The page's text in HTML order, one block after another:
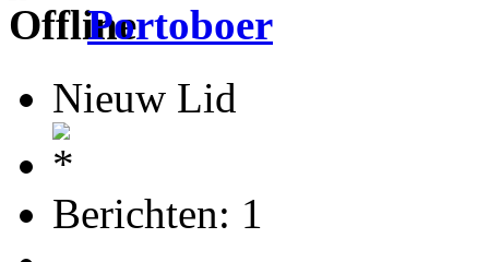
Portoboer
Nieuw Lid
Berichten: 1